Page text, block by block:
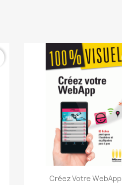
Aperçu rapide
Créez Votre WebApp